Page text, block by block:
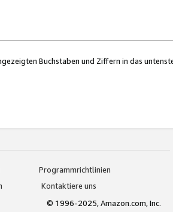
Buchstaben und Ziffern in das
Programmrichtlinien
Kontaktiere uns
© 1996-2025, Amazon.com, Inc.